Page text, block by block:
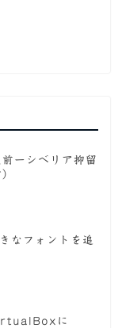
ーシベリア抑留
なフォントを追
に